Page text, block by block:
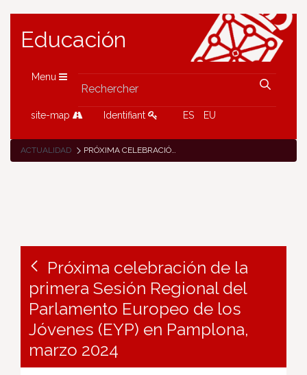
Educación
Menu
site-map Identifiant ES EU
ACTUALIDAD PRÓXIMA CELEBRACIÓN DE LA PRIMERA SESIÓN REGIONAL DEL PARLAMENTO EUROPEO DE LOS JÓVENES (EYP) EN PAMPLONA, MARZO 2024
Próxima celebración de la
primera Sesión Regional del
Parlamento Europeo de los
Jóvenes (EYP) en Pamplona,
marzo 2024